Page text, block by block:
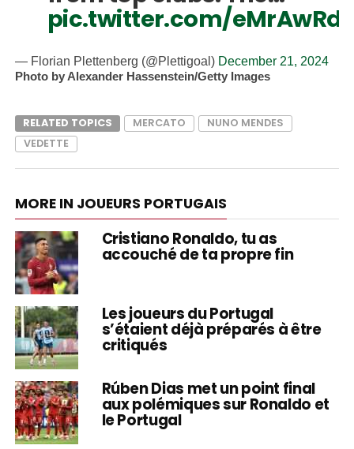
pic.twitter.com/
— Florian Plettenberg (@Plettigoal) December 21, 2024
Photo by Alexander Hassenstein/Getty Images
RELATED TOPICS MERCATO
NUNO MENDES
VEDETTE
MORE IN JOUEURS PORTUGAIS
Cristiano Ronaldo, tu as
accouché de ta propre fin
Les joueurs du Portugal
s’étaient déjà préparés à être
critiqués
Rúben Dias met un point final
aux polémiques sur Ronaldo et
le Portugal